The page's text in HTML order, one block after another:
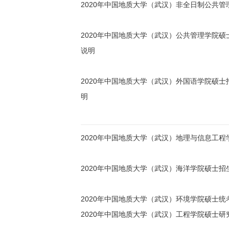
2020年中国地质大学（武汉）非全日制公共管
2020年中国地质大学（武汉）公共管理学院
说明
2020年中国地质大学（武汉）外国语学院硕
明
2020年中国地质大学（武汉）地理与信息工
2020年中国地质大学（武汉）海洋学院硕士
2020年中国地质大学（武汉）环境学院硕士统
2020年中国地质大学（武汉）工程学院硕士